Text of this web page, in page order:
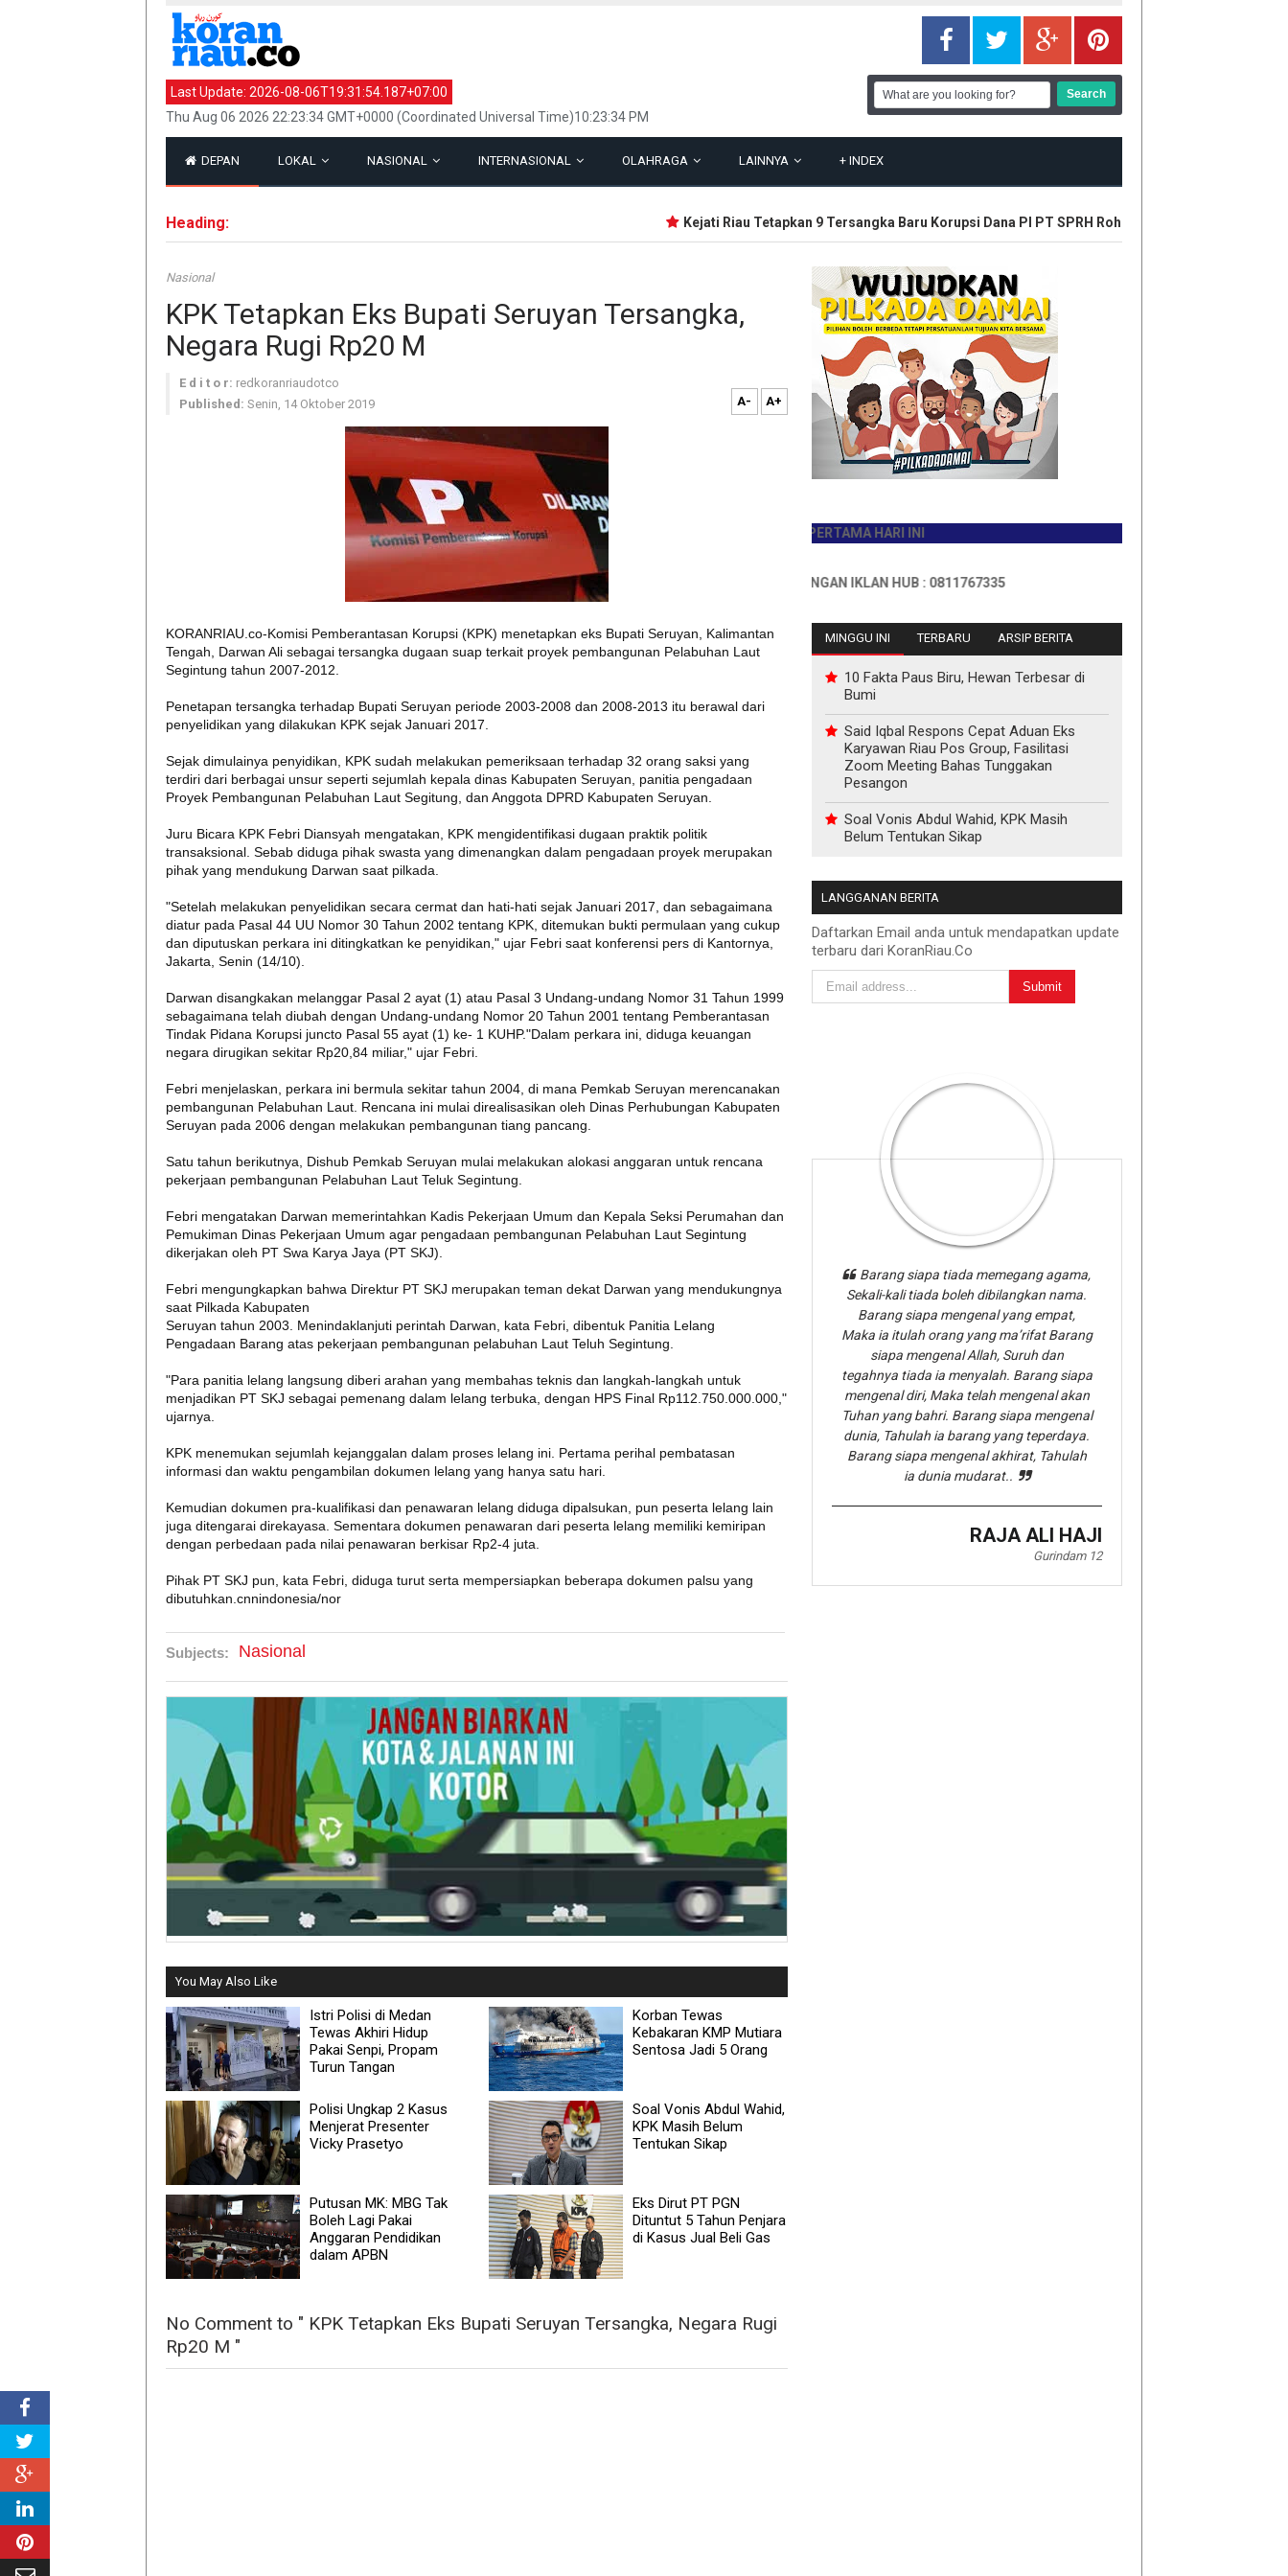
Last Update: 2026-08-06T19:31:54.187+07:00
Thu Aug 06 2026 22:23:34 GMT+0000 (Coordinated Universal Time)10:23:34 PM
DEPAN LOKAL NASIONAL INTERNASIONAL OLAHRAGA LAINNYA + INDEX
Heading: Kejati Riau Tetapkan 9 Tersangka Baru Korupsi Dana PI PT SPRH Rohil
Nasional
KPK Tetapkan Eks Bupati Seruyan Tersangka,
Negara Rugi Rp20 M
E d i t o r: redkoranriaudotco
Published: Senin, 14 Oktober 2019 A- A+
KORANRIAU.co-Komisi Pemberantasan Korupsi (KPK) menetapkan eks Bupati Seruyan, Kalimantan
Tengah, Darwan Ali sebagai tersangka dugaan suap terkait proyek pembangunan Pelabuhan Laut
Segintung tahun 2007-2012.
Penetapan tersangka terhadap Bupati Seruyan periode 2003-2008 dan 2008-2013 itu berawal dari
penyelidikan yang dilakukan KPK sejak Januari 2017.
Sejak dimulainya penyidikan, KPK sudah melakukan pemeriksaan terhadap 32 orang saksi yang
terdiri dari berbagai unsur seperti sejumlah kepala dinas Kabupaten Seruyan, panitia pengadaan
Proyek Pembangunan Pelabuhan Laut Segitung, dan Anggota DPRD Kabupaten Seruyan.
Juru Bicara KPK Febri Diansyah mengatakan, KPK mengidentifikasi dugaan praktik politik
transaksional. Sebab diduga pihak swasta yang dimenangkan dalam pengadaan proyek merupakan
pihak yang mendukung Darwan saat pilkada.
"Setelah melakukan penyelidikan secara cermat dan hati-hati sejak Januari 2017, dan sebagaimana
diatur pada Pasal 44 UU Nomor 30 Tahun 2002 tentang KPK, ditemukan bukti permulaan yang cukup
dan diputuskan perkara ini ditingkatkan ke penyidikan," ujar Febri saat konferensi pers di Kantornya,
Jakarta, Senin (14/10).
Darwan disangkakan melanggar Pasal 2 ayat (1) atau Pasal 3 Undang-undang Nomor 31 Tahun 1999
sebagaimana telah diubah dengan Undang-undang Nomor 20 Tahun 2001 tentang Pemberantasan
Tindak Pidana Korupsi juncto Pasal 55 ayat (1) ke- 1 KUHP."Dalam perkara ini, diduga keuangan
negara dirugikan sekitar Rp20,84 miliar," ujar Febri.
Febri menjelaskan, perkara ini bermula sekitar tahun 2004, di mana Pemkab Seruyan merencanakan
pembangunan Pelabuhan Laut. Rencana ini mulai direalisasikan oleh Dinas Perhubungan Kabupaten
Seruyan pada 2006 dengan melakukan pembangunan tiang pancang.
Satu tahun berikutnya, Dishub Pemkab Seruyan mulai melakukan alokasi anggaran untuk rencana
pekerjaan pembangunan Pelabuhan Laut Teluk Segintung.
Febri mengatakan Darwan memerintahkan Kadis Pekerjaan Umum dan Kepala Seksi Perumahan dan
Pemukiman Dinas Pekerjaan Umum agar pengadaan pembangunan Pelabuhan Laut Segintung
dikerjakan oleh PT Swa Karya Jaya (PT SKJ).
Febri mengungkapkan bahwa Direktur PT SKJ merupakan teman dekat Darwan yang mendukungnya
saat Pilkada Kabupaten
Seruyan tahun 2003. Menindaklanjuti perintah Darwan, kata Febri, dibentuk Panitia Lelang
Pengadaan Barang atas pekerjaan pembangunan pelabuhan Laut Teluh Segintung.
"Para panitia lelang langsung diberi arahan yang membahas teknis dan langkah-langkah untuk
menjadikan PT SKJ sebagai pemenang dalam lelang terbuka, dengan HPS Final Rp112.750.000.000,"
ujarnya.
KPK menemukan sejumlah kejanggalan dalam proses lelang ini. Pertama perihal pembatasan
informasi dan waktu pengambilan dokumen lelang yang hanya satu hari.
Kemudian dokumen pra-kualifikasi dan penawaran lelang diduga dipalsukan, pun peserta lelang lain
juga ditengarai direkayasa. Sementara dokumen penawaran dari peserta lelang memiliki kemiripan
dengan perbedaan pada nilai penawaran berkisar Rp2-4 juta.
Pihak PT SKJ pun, kata Febri, diduga turut serta mempersiapkan beberapa dokumen palsu yang
dibutuhkan.cnnindonesia/nor
Subjects: Nasional
You May Also Like
Istri Polisi di Medan
Tewas Akhiri Hidup
Pakai Senpi, Propam
Turun Tangan
Korban Tewas
Kebakaran KMP Mutiara
Sentosa Jadi 5 Orang
Polisi Ungkap 2 Kasus
Menjerat Presenter
Vicky Prasetyo
Soal Vonis Abdul Wahid,
KPK Masih Belum
Tentukan Sikap
Putusan MK: MBG Tak
Boleh Lagi Pakai
Anggaran Pendidikan
dalam APBN
Eks Dirut PT PGN
Dituntut 5 Tahun Penjara
di Kasus Jual Beli Gas
No Comment to " KPK Tetapkan Eks Bupati Seruyan Tersangka, Negara Rugi
Rp20 M "
JADILAH PEMBACA PERTAMA HARI INI
INFO PEMASANGAN IKLAN HUB : 0811767335
MINGGU INI TERBARU ARSIP BERITA
10 Fakta Paus Biru, Hewan Terbesar di
Bumi
Said Iqbal Respons Cepat Aduan Eks
Karyawan Riau Pos Group, Fasilitasi
Zoom Meeting Bahas Tunggakan
Pesangon
Soal Vonis Abdul Wahid, KPK Masih
Belum Tentukan Sikap
LANGGANAN BERITA
Daftarkan Email anda untuk mendapatkan update
terbaru dari KoranRiau.Co
Barang siapa tiada memegang agama,
Sekali-kali tiada boleh dibilangkan nama.
Barang siapa mengenal yang empat,
Maka ia itulah orang yang ma’rifat Barang
siapa mengenal Allah, Suruh dan
tegahnya tiada ia menyalah. Barang siapa
mengenal diri, Maka telah mengenal akan
Tuhan yang bahri. Barang siapa mengenal
dunia, Tahulah ia barang yang teperdaya.
Barang siapa mengenal akhirat, Tahulah
ia dunia mudarat..
RAJA ALI HAJI
Gurindam 12